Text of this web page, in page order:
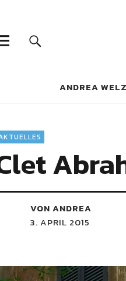
ANDREA WELZ
VON ANDREA
3. APRIL 2015